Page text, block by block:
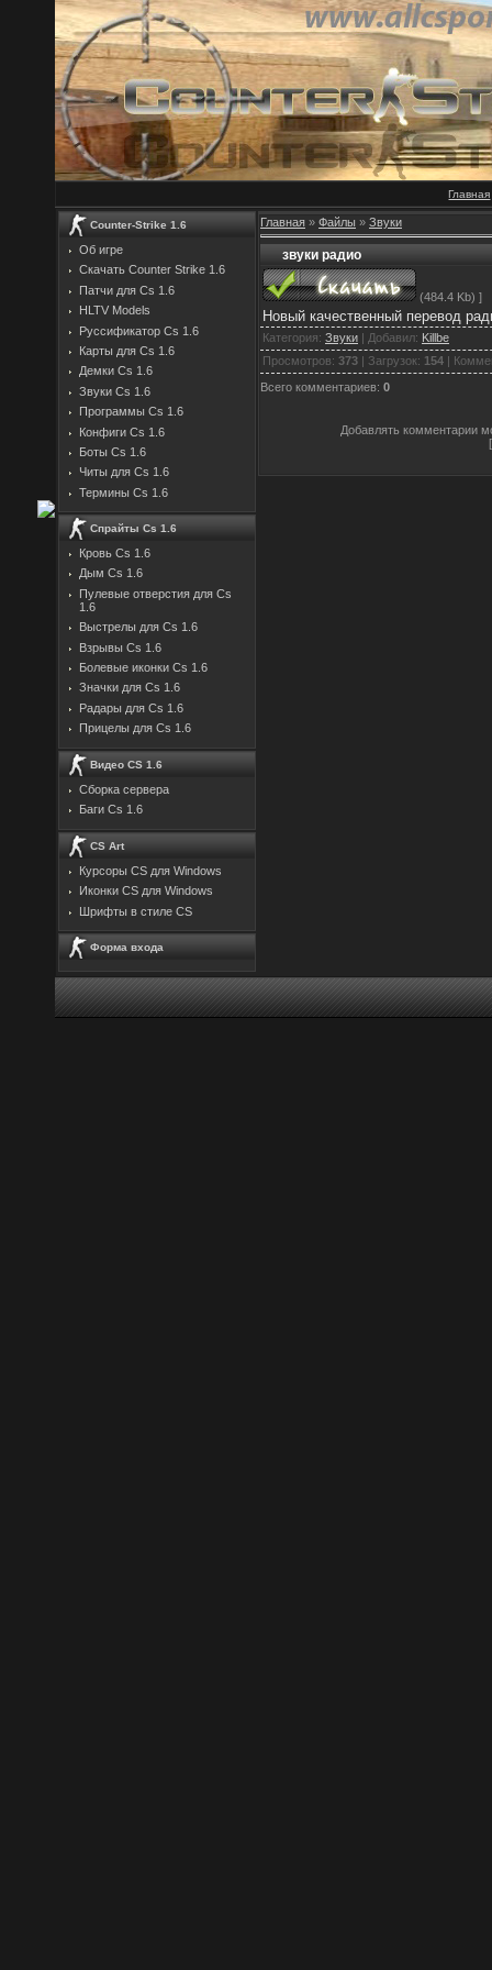
Главная
Counter-Strike 1.6
Об игре
Скачать Counter Strike 1.6
Патчи для Cs 1.6
HLTV Models
Руссификатор Cs 1.6
Карты для Cs 1.6
Демки Cs 1.6
Звуки Cs 1.6
Программы Cs 1.6
Конфиги Cs 1.6
Боты Cs 1.6
Читы для Cs 1.6
Термины Cs 1.6
Спрайты Cs 1.6
Кровь Cs 1.6
Дым Cs 1.6
Пулевые отверстия для Cs
1.6
Выстрелы для Cs 1.6
Взрывы Cs 1.6
Болевые иконки Cs 1.6
Значки для Cs 1.6
Радары для Cs 1.6
Прицелы для Cs 1.6
Видео CS 1.6
Сборка сервера
Баги Cs 1.6
CS Art
Курсоры CS для Windows
Иконки CS для Windows
Шрифты в стиле CS
Форма входа
Главная » Файлы » Звуки
звуки радио
(484.4 Kb) ]
Новый качественный перевод
Категория: Звуки | Добавил: Killbe
Просмотров: 373 | Загрузок: 154 |
Всего комментариев: 0
Добавлять комментарии